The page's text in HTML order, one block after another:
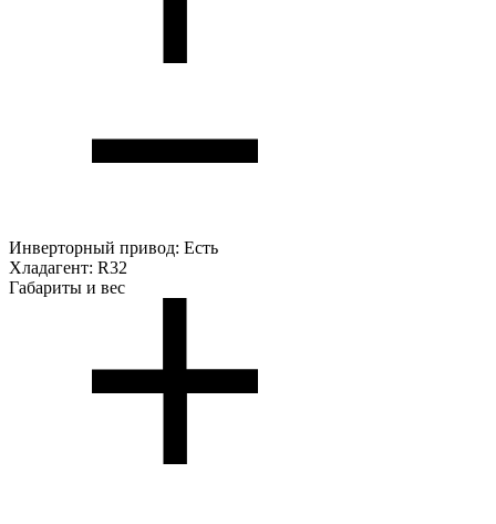
Инверторный привод: Есть
Хладагент: R32
Габариты и вес